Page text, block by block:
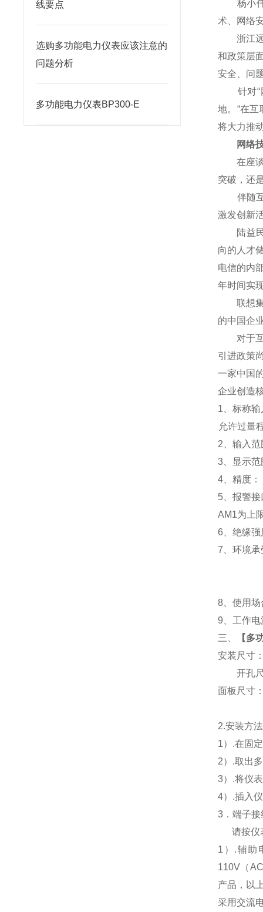
线要点
选购多功能电力仪表应该注意的
问题分析
多功能电力仪表BP300-E
杨小伟
术、网络
浙江远
和政策层
安全、问
针对“网
地。“在
将大力推
网络技
在座谈
突破，还
伴随互
激发创新
陆益民
向的人才
电信的内
年时间实
联想集
的中国企
对于互
引进政策
一家中国
企业创造
1 、标称
允许过量
2 、输入
3
显示
4 、精度：
5 、报警接
AM1为上
6 、绝缘
7 、环境
8 、使用
9 、工作
三、
【多
安装尺寸
开孔
面板尺寸
2.安装方
1）.在固
2）.取出
3）.将仪
4）.插入
3 ．端子
请按仪
1 ） .辅助
110V （
产品，以
采用交流